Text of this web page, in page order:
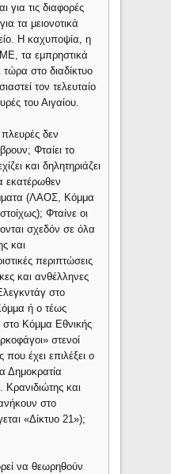
για τις διαφορές
τα μειονοτικά
Η καχυποψία, η
τα εμπρηστικά
τώρα στο διαδίκτυο
τον τελευταίο
του Αιγαίου.
πλευρές δεν
Φταίει το
και δηλητηριάζει
εκατέρωθεν
(ΛΑΟΣ, Κόμμα
Φταίνε οι
σχεδόν σε όλα
και
περιπτώσεις
και ανθέλληνες
στο
ή ο τέως
Κόμμα Εθνικής
στενοί
που έχει επιλέξει ο
Δημοκρατία
και
στο
«Δίκτυο 21»);
να θεωρηθούν